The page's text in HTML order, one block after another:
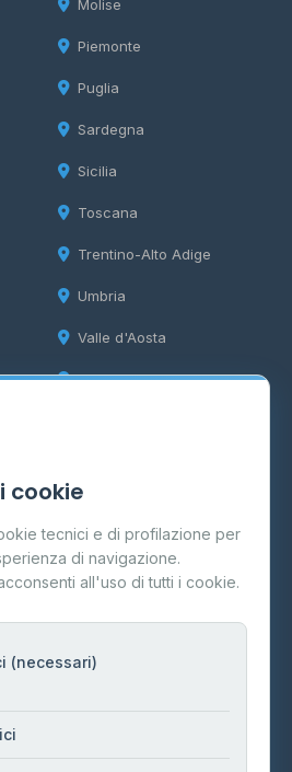
Molise
Piemonte
Puglia
Sardegna
Sicilia
Toscana
Trentino-Alto Adige
Umbria
Valle d'Aosta
Veneto
cookie
tecnici e di profilazione per
di navigazione.
all'uso di tutti i cookie.
(necessari)